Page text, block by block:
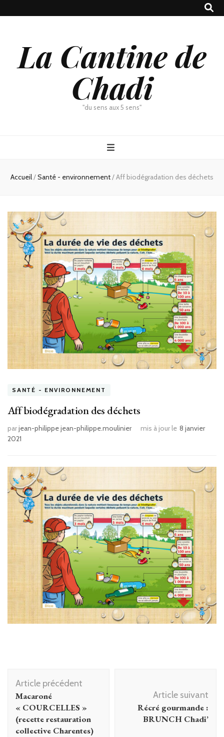
La Cantine de
Chadi
"du sens aux 5 sens"
Accueil/Santé - environnement/Aff biodégradation des déchets
SANTÉ - ENVIRONNEMENT
Aff biodégradation des déchets
parjean-philippe jean-philippe.moulinier mis à jour le 8 janvier
2021
Navigation
d'article
Article précédent
Macaroné
« COURCELLES »
(recette restauration
collective Charentes)
Article suivant
Récré gourmande :
BRUNCH Chadi’